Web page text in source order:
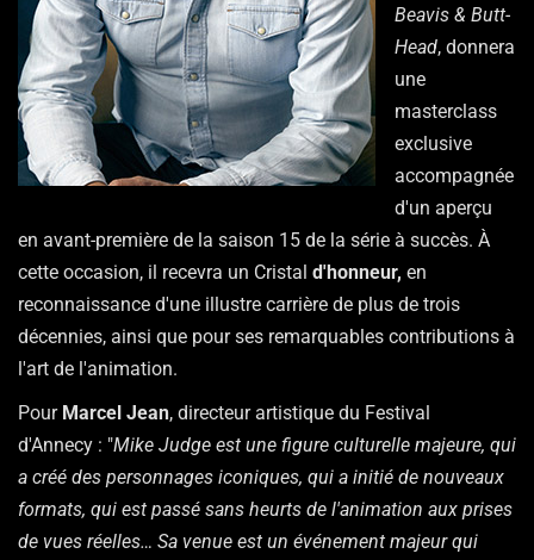
Beavis & Butt-
Head, donnera
une
masterclass
exclusive
accompagnée
d'un aperçu
en avant-première de la saison 15 de la série à succès. À
cette occasion, il recevra un Cristal d'honneur, en
reconnaissance d'une illustre carrière de plus de trois
décennies, ainsi que pour ses remarquables contributions à
l'art de l'animation.
Pour Marcel Jean, directeur artistique du Festival
d'Annecy : "Mike Judge est une figure culturelle majeure, qui
a créé des personnages iconiques, qui a initié de nouveaux
formats, qui est passé sans heurts de l'animation aux prises
de vues réelles… Sa venue est un événement majeur qui